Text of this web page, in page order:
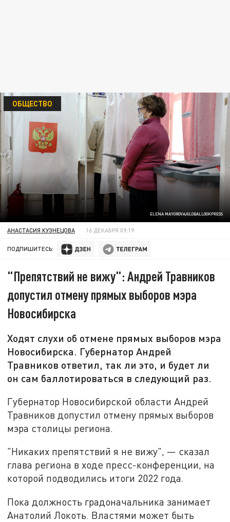
ELENA MAYOROVA/GLOBALLOOKPRESS
ОБЩЕСТВО
АНАСТАСИЯ КУЗНЕЦОВА 16 ДЕКАБРЯ 09:19
ПОДПИШИТЕСЬ:
"Препятствий не вижу": Андрей Травников
допустил отмену прямых выборов мэра
Новосибирска
Ходят слухи об отмене прямых выборов мэра
Новосибирска. Губернатор Андрей
Травников ответил, так ли это, и будет ли
он сам баллотироваться в следующий раз.
Губернатор Новосибирской области Андрей
Травников допустил отмену прямых выборов
мэра столицы региона.
"Никаких препятствий я не вижу", — сказал
глава региона в ходе пресс-конференции, на
которой подводились итоги 2022 года.
Пока должность градоначальника занимает
Анатолий Локоть. Властями может быть